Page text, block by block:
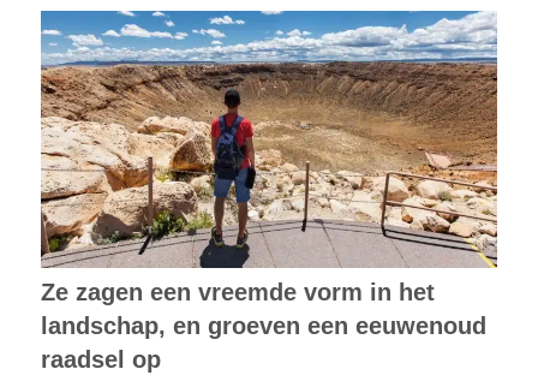
Ze zagen een vreemde vorm in het
landschap, en groeven een eeuwenoud
raadsel op